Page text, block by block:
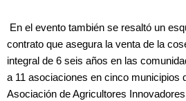
En el evento también se resaltó un
contrato que asegura la venta de la
integral de 6 seis años en las
a 11 asociaciones en cinco municipios
Asociación de Agricultores